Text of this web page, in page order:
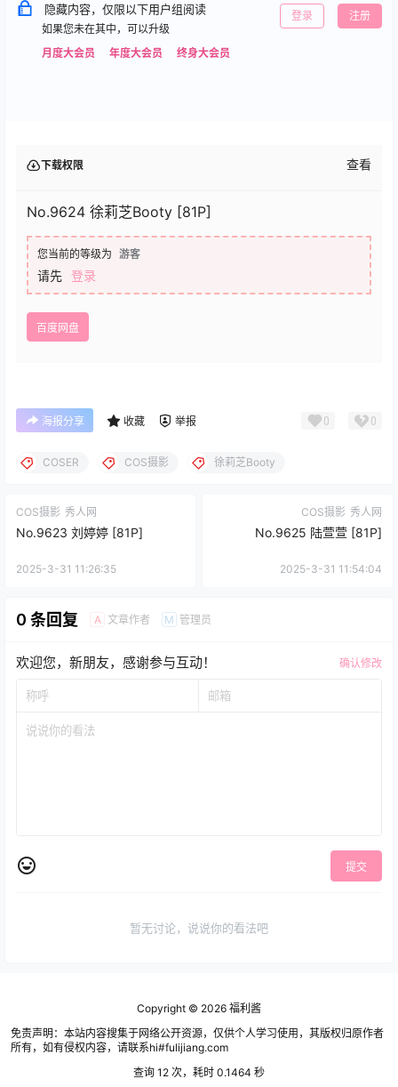
隐藏内容，仅限以下用户组阅读
如果您未在其中，可以升级
月度大会员
年度大会员 终身大会员
登录 注册
下载权限 查看
No.9624 徐莉芝Booty [81P]
您当前的等级为 游客
请先 登录
百度网盘
海报分享 收藏 举报 0 0
COSER COS摄影 徐莉芝Booty
COS摄影 秀人网
No.9623 刘婷婷 [81P]
2025-3-31 11:26:35
COS摄影 秀人网
No.9625 陆萱萱 [81P]
2025-3-31 11:54:04
0 条回复 A 文章作者 M 管理员
欢迎您，新朋友，感谢参与互动！ 确认修改
提交
暂无讨论，说说你的看法吧
Copyright © 2026 福利酱
免责声明：本站内容搜集于网络公开资源，仅供个人学习使用，其版权归原作者
所有，如有侵权内容，请联系hi#fulijiang.com
查询 12 次，耗时 0.1464 秒